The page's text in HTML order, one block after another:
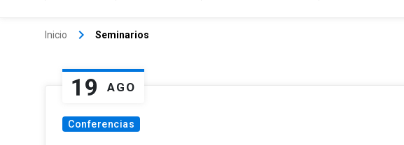
Inicio keyboard_arrow_right Seminarios
19 AGO
Conferencias